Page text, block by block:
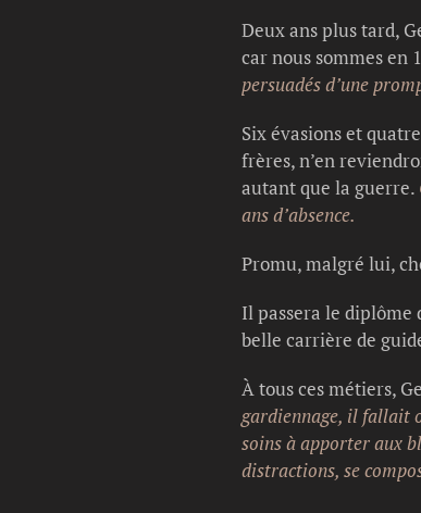
Deux ans plus tard,
car nous sommes en
persuadés d’une
Six évasions et
frères, n’en
autant que la guerre.
ans d’absence.
Promu, malgré lui,
Il passera le diplôme
belle carrière de
À tous ces métiers,
gardiennage, il fallait
soins à apporter aux
distractions, se